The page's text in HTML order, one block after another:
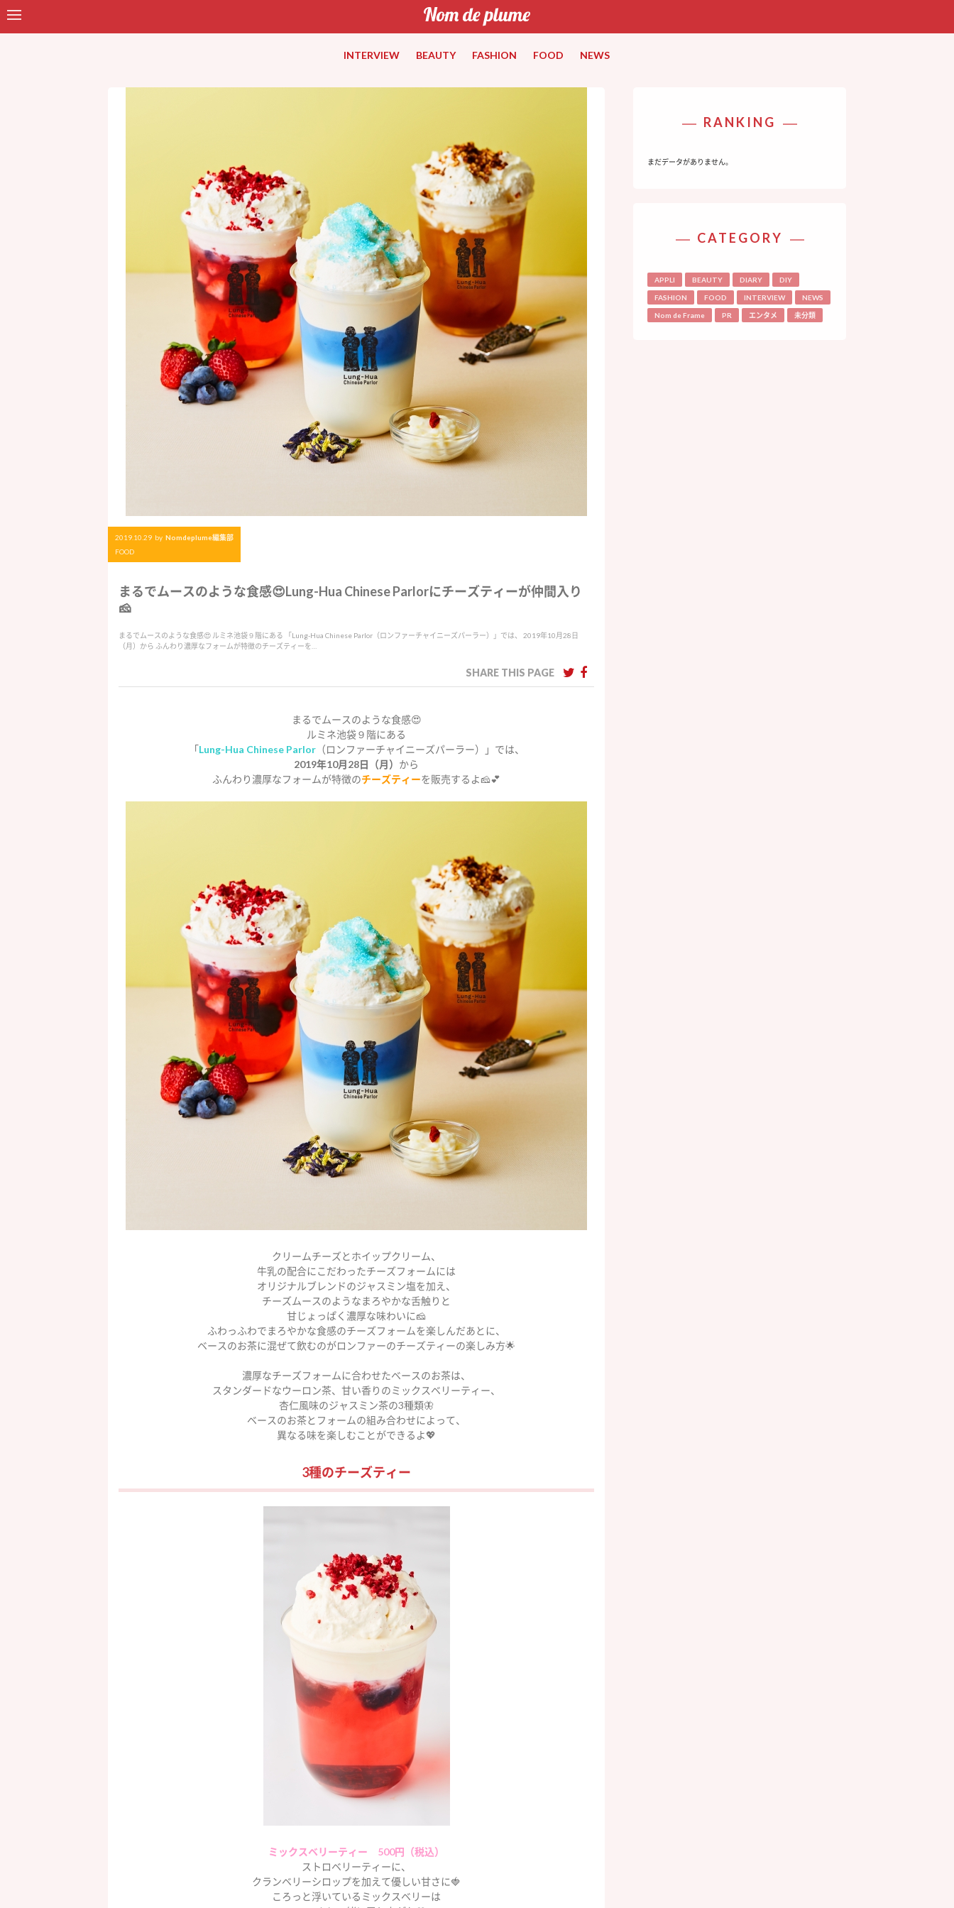
INTERVIEW BEAUTY FASHION FOOD NEWS
2019.10.29 by Nomdeplume編集部
FOOD
まるでムースのような食感😍Lung-Hua Chinese Parlorにチーズティーが仲間入り
🧀
まるでムースのような食感😍 ルミネ池袋９階にある 「Lung-Hua Chinese Parlor（ロンファーチャイニーズパーラー）」では、 2019年10月28日
（月）から ふんわり濃厚なフォームが特徴のチーズティーを…
SHARE THIS PAGE
まるでムースのような食感😍
ルミネ池袋９階にある
「Lung-Hua Chinese Parlor（ロンファーチャイニーズパーラー）」では、
2019年10月28日（月） から
ふんわり濃厚なフォームが特徴のチーズティーを販売するよ🧀💕
クリームチーズとホイップクリーム、
牛乳の配合にこだわったチーズフォームには
オリジナルブレンドのジャスミン塩を加え、
チーズムースのようなまろやかな舌触りと
甘じょっぱく濃厚な味わいに🧀
ふわっふわでまろやかな食感のチーズフォームを楽しんだあとに、
ベースのお茶に混ぜて飲むのがロンファーのチーズティーの楽しみ方🌟
濃厚なチーズフォームに合わせたベースのお茶は、
スタンダードなウーロン茶、甘い香りのミックスベリーティー、
杏仁風味のジャスミン茶の3種類🦋
ベースのお茶とフォームの組み合わせによって、
異なる味を楽しむことができるよ💖
3種のチーズティー
ミックスベリーティー 500円（税込）
ストロベリーティーに、
クランベリーシロップを加えて優しい甘さに🍓
ころっと浮いているミックスベリーは
RANKING
まだデータがありません。
CATEGORY
APPLI BEAUTY DIARY DIY
FASHION FOOD INTERVIEW NEWS
Nom de Frame PR エンタメ 未分類